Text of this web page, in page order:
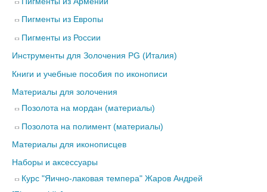
Пигменты из Европы
Пигменты из России
Инструменты для Золочения PG (Италия)
Книги и учебные пособия по иконописи
Материалы для золочения
Позолота на мордан (материалы)
Позолота на полимент (материалы)
Материалы для иконописцев
Наборы и аксессуары
Курс "Яично-лаковая темпера" Жаров Андрей